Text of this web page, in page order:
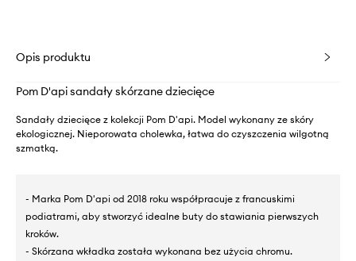
Opis produktu
Pom D'api sandały skórzane dziecięce
Sandały dziecięce z kolekcji Pom D'api. Model wykonany ze skóry
ekologicznej. Nieporowata cholewka, łatwa do czyszczenia wilgotną
szmatką.
- Marka Pom D'api od 2018 roku współpracuje z francuskimi
podiatrami, aby stworzyć idealne buty do stawiania pierwszych
kroków.
- Skórzana wkładka została wykonana bez użycia chromu.